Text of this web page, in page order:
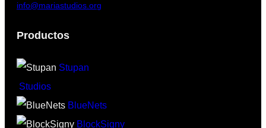
info@mariastudios.org
Productos
Stupan
Studios
BlueNets
BlockSigny